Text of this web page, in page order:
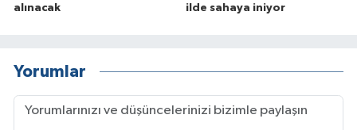
alınacak
ilde sahaya iniyor
Yorumlar